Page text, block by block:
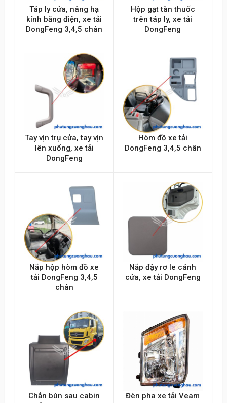
Táp ly cửa, nâng hạ
kính bằng điện, xe tải
DongFeng 3,4,5 chân
Hộp gạt tàn thuốc
trên táp ly, xe tải
DongFeng
Tay vịn trụ cửa, tay vịn
lên xuống, xe tải
DongFeng
Hòm đồ xe tải
DongFeng 3,4,5 chân
Nắp hộp hòm đồ xe
tải DongFeng 3,4,5
chân
Nắp đậy rơ le cánh
cửa, xe tải DongFeng
Chắn bùn sau cabin
Đèn pha xe tải Veam